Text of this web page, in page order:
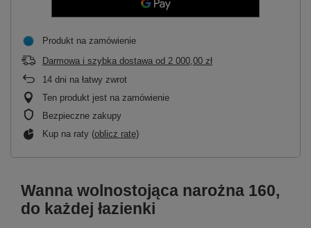
Produkt na zamówienie
Darmowa i szybka dostawa od 2 000,00 zł
14 dni na łatwy zwrot
Ten produkt jest na zamówienie
Bezpieczne zakupy
Kup na raty (oblicz ratę)
Wanna wolnostojąca narożna 160,
do każdej łazienki